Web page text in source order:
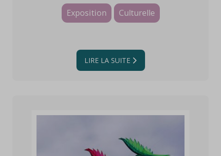
Exposition Culturelle
LIRE LA SUITE